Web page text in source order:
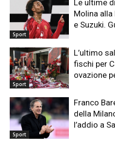
Sport
Le ultime
Molina alla
e Suzuki.
Sport
L’ultimo
fischi per
ovazione
Sport
Franco
della
l’addio a